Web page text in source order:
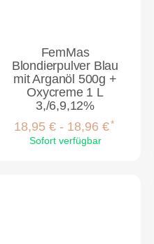
FemMas
Blondierpulver Blau
mit Arganöl 500g +
Oxycreme 1 L
3,/6,9,12%
18,95 € - 18,96 €*
Sofort verfügbar